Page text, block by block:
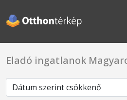
Eladó ingatlanok